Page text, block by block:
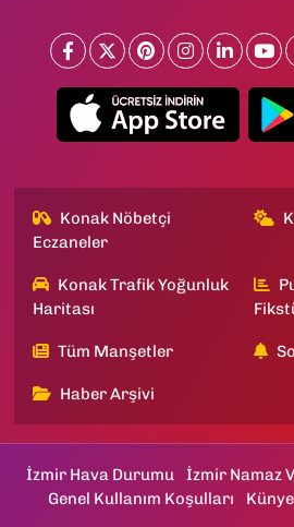
Konak Nöbetçi
Eczaneler
Konak Trafik Yoğunluk
Haritası
Tüm Manşetler
Haber Arşivi
İzmir Hava Durumu İzmir Namaz
Genel Kullanım Koşulları
Künye